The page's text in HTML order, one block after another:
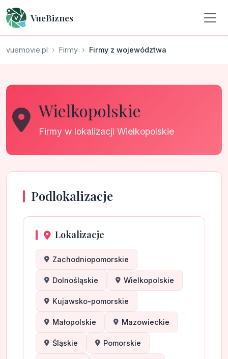
VueBiznes
vuemovie.pl Firmy Firmy z województwa
Wielkopolskie
Firmy w lokalizacji Wielkopolskie
Podlokalizacje
Lokalizacje
Zachodniopomorskie
Dolnośląskie Wielkopolskie
Kujawsko-pomorskie
Małopolskie Mazowieckie
Śląskie Pomorskie